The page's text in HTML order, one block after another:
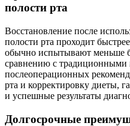
полости рта
Восстановление после
полости рта проходит
обычно испытывают меньше
сравнению с
послеоперационных
рта и корректировку диеты,
и успешные результаты
Долгосрочные